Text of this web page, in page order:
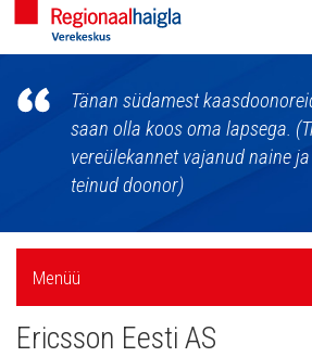
Põhja-
Eesti
Regionaalhaigla
Verekeskus
Tänan südamest
saan olla koos oma lapsega.
vereülekannet vajanud naine
teinud doonor)
Külgpaani
navigatsioon
Menüü
Ericsson Eesti AS